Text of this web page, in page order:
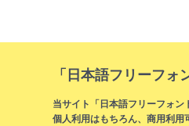
「日本語フリーフォ
当サイト「日本語フリーフォン
個人利用はもちろん、商用利用